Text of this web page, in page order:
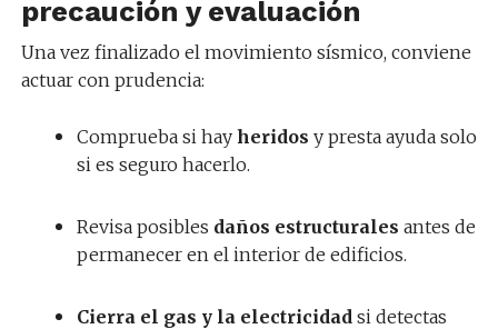
precaución y evaluación
Una vez finalizado el movimiento sísmico, conviene
actuar con prudencia:
Comprueba si hay heridos y presta ayuda solo
si es seguro hacerlo.
Revisa posibles daños estructurales antes de
permanecer en el interior de edificios.
Cierra el gas y la electricidad si detectas